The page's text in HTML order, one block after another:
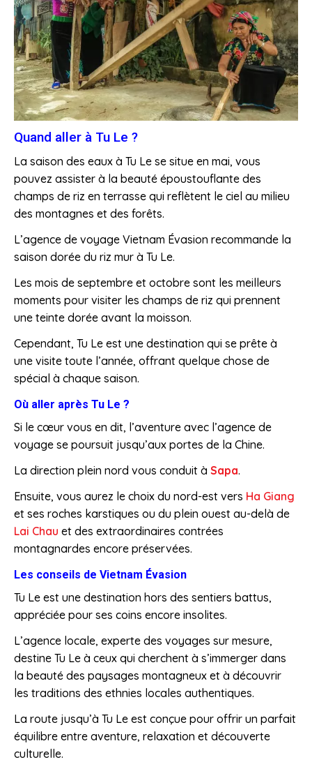
Quand aller à Tu Le ?
La saison des eaux à Tu Le se situe en mai, vous
pouvez assister à la beauté époustouflante des
champs de riz en terrasse qui reflètent le ciel au milieu
des montagnes et des forêts.
L’agence de voyage Vietnam Évasion recommande la
saison dorée du riz mur à Tu Le.
Les mois de septembre et octobre sont les meilleurs
moments pour visiter les champs de riz qui prennent
une teinte dorée avant la moisson.
Cependant, Tu Le est une destination qui se prête à
une visite toute l’année, offrant quelque chose de
spécial à chaque saison.
Où aller après Tu Le ?
Si le cœur vous en dit, l’aventure avec l’agence de
voyage se poursuit jusqu’aux portes de la Chine.
La direction plein nord vous conduit à Sapa.
Ensuite, vous aurez le choix du nord-est vers Ha Giang
et ses roches karstiques ou du plein ouest au-delà de
Lai Chau et des extraordinaires contrées
montagnardes encore préservées.
Les conseils de Vietnam Évasion
Tu Le est une destination hors des sentiers battus,
appréciée pour ses coins encore insolites.
L’agence locale, experte des voyages sur mesure,
destine Tu Le à ceux qui cherchent à s’immerger dans
la beauté des paysages montagneux et à découvrir
les traditions des ethnies locales authentiques.
La route jusqu’à Tu Le est conçue pour offrir un parfait
équilibre entre aventure, relaxation et découverte
culturelle.